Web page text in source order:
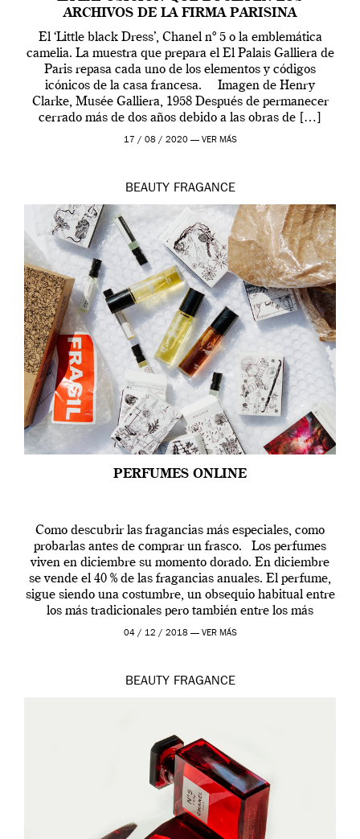
ARCHIVOS DE LA FIRMA PARISINA
El ‘Little black Dress’, Chanel nº 5 o la emblemática
camelia. La muestra que prepara el El Palais Galliera de
Paris repasa cada uno de los elementos y códigos
icónicos de la casa francesa. Imagen de Henry
Clarke, Musée Galliera, 1958 Después de permanecer
cerrado más de dos años debido a las obras de […]
17 / 08 / 2020 — VER MÁS
BEAUTY FRAGANCE
PERFUMES ONLINE
Como descubrir las fragancias más especiales, como
probarlas antes de comprar un frasco. Los perfumes
viven en diciembre su momento dorado. En diciembre
se vende el 40 % de las fragancias anuales. El perfume,
sigue siendo una costumbre, un obsequio habitual entre
los más tradicionales pero también entre los más
modernos. Estos días ha […]
04 / 12 / 2018 — VER MÁS
BEAUTY FRAGANCE